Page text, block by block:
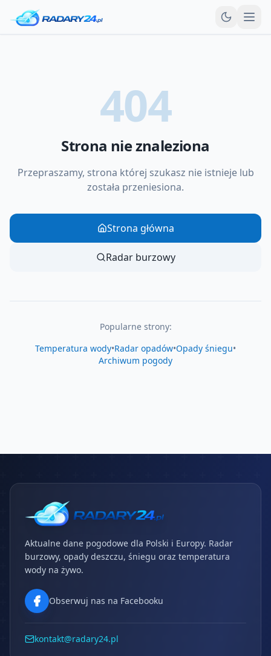
404
Strona nie znaleziona
Przepraszamy, strona której szukasz nie istnieje lub
została przeniesiona.
Strona główna
Radar burzowy
Popularne strony:
Temperatura wody•Radar opadów•Opady śniegu•
Archiwum pogody
Aktualne dane pogodowe dla Polski i Europy. Radar
burzowy, opady deszczu, śniegu oraz temperatura
wody na żywo.
Obserwuj nas na Facebooku
kontakt@radary24.pl